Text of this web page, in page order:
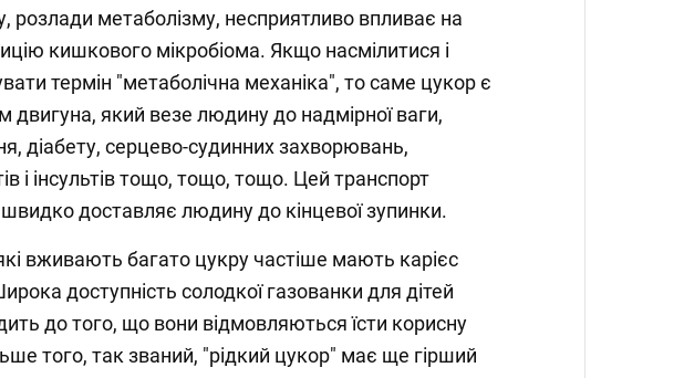
розлади метаболізму, несприятливо впливає на
кишкового мікробіома. Якщо насмілитися і
термін "метаболічна механіка", то саме цукор є
двигуна, який везе людину до надмірної ваги,
діабету, серцево-судинних захворювань,
і інсультів тощо, тощо, тощо. Цей транспорт
доставляє людину до кінцевої зупинки.
вживають багато цукру частіше мають карієс
доступність солодкої газованки для дітей
до того, що вони відмовляються їсти корисну
того, так званий, "рідкий цукор" має ще гірший